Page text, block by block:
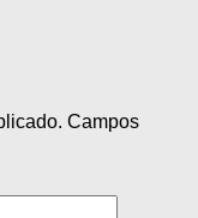
Campos